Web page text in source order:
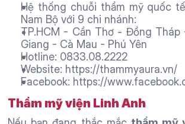
Hệ thống chuỗi thẩm mỹ quốc
Nam Bộ với 9 chi nhánh:
TP.HCM - Cần Thơ - Đồng
Giang - Cà Mau - Phú Yên
Hotline: 0833.08.2222
Website: https://thammyaura.vn/
Facebook: https://
Thẩm mỹ viện Linh Anh